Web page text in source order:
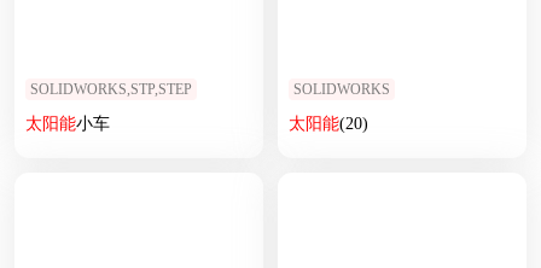
SOLIDWORKS,STP,STEP
太阳能小车
SOLIDWORKS
太阳能(20)